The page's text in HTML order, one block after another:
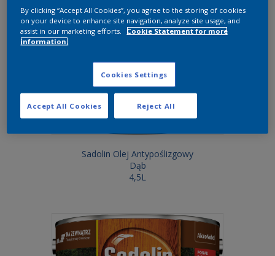
Sadolin Olej Antypoślizgowy
Dąb
4,5L
By clicking “Accept All Cookies”, you agree to the storing of cookies
on your device to enhance site navigation, analyze site usage, and
assist in our marketing efforts. Cookie Statement for more
information.
Cookies Settings
Reject All
Accept All Cookies